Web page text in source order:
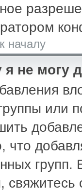
началу
я не могу
или
что
групп.